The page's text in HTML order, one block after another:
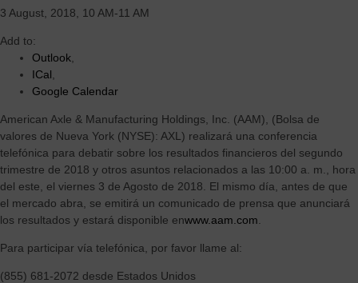
3 August, 2018, 10 AM-11 AM
Add to:
Outlook
ICal
Google Calendar
American Axle & Manufacturing Holdings, Inc. (AAM), (Bolsa de
valores de Nueva York (NYSE): AXL) realizará una conferencia
telefónica para debatir sobre los resultados financieros del segundo
trimestre de 2018 y otros asuntos relacionados a las 10:00 a. m., hora
del este, el viernes 3 de Agosto de 2018. El mismo día, antes de que
el mercado abra, se emitirá un comunicado de prensa que anunciará
los resultados y estará disponible enwww.aam.com
Para participar vía telefónica, por favor llame al:
(855) 681-2072 desde Estados Unidos